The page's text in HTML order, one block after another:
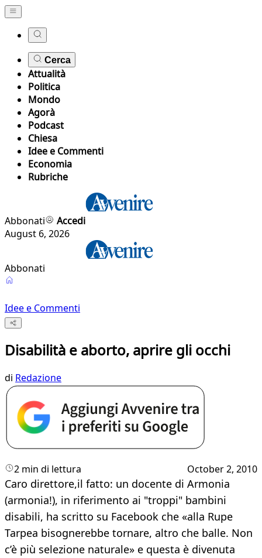
Cerca
Attualità
Politica
Mondo
Agorà
Podcast
Chiesa
Idee e Commenti
Economia
Rubriche
Abbonati
Accedi
August 6, 2026
Abbonati
Idee e Commenti
Disabilità e aborto, aprire gli occhi
di Redazione
2 min di lettura October 2, 2010
Caro direttore,il fatto: un docente di Armonia
(armonia!), in riferimento ai "troppi" bambini
disabili, ha scritto su Facebook che «alla Rupe
Tarpea bisognerebbe tornare, altro che balle. Non
c’è più selezione naturale» e questa è divenuta